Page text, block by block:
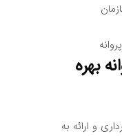
بهره
و ارائه به